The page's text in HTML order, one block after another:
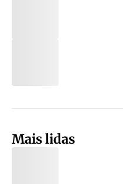
Mais lidas